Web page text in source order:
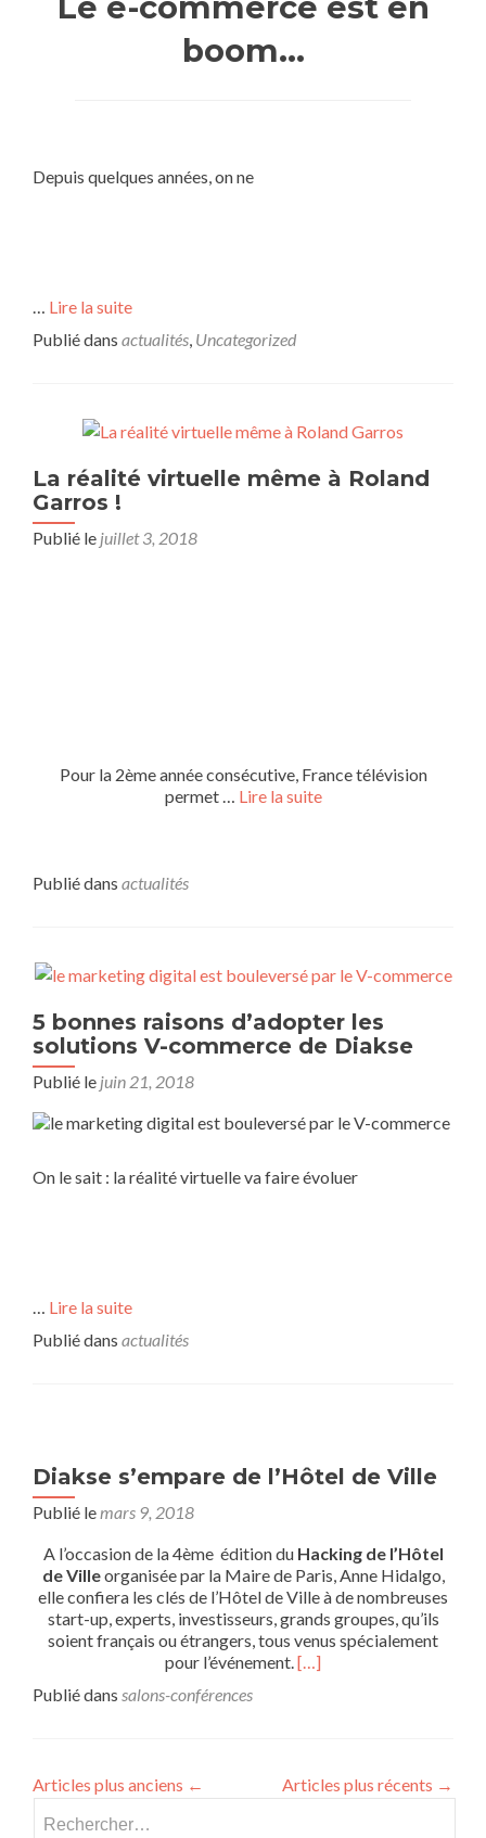
boom…
Depuis quelques années, on ne
… Lire la suite
Publié dans actualités, Uncategorized
La réalité virtuelle même à Roland
Garros !
Publié le juillet 3, 2018
Pour la 2ème année consécutive, France télévision
permet … Lire la suite
Publié dans actualités
5 bonnes raisons d’adopter les
solutions V-commerce de Diakse
Publié le juin 21, 2018
On le sait : la réalité virtuelle va faire évoluer
… Lire la suite
Publié dans actualités
Diakse s’empare de l’Hôtel de Ville
Publié lemars 9, 2018
A l’occasion de la 4ème édition du Hacking de l’Hôtel
de Villeorganisée par la Maire de Paris, Anne Hidalgo,
elle confiera les clés de l’Hôtel de Ville à de nombreuses
start-up, experts, investisseurs, grands groupes, qu’ils
soient français ou étrangers, tous venus spécialement
pour l’événement.[…]
Publié dans salons-conférences
Articles plus anciens ← Articles plus récents →